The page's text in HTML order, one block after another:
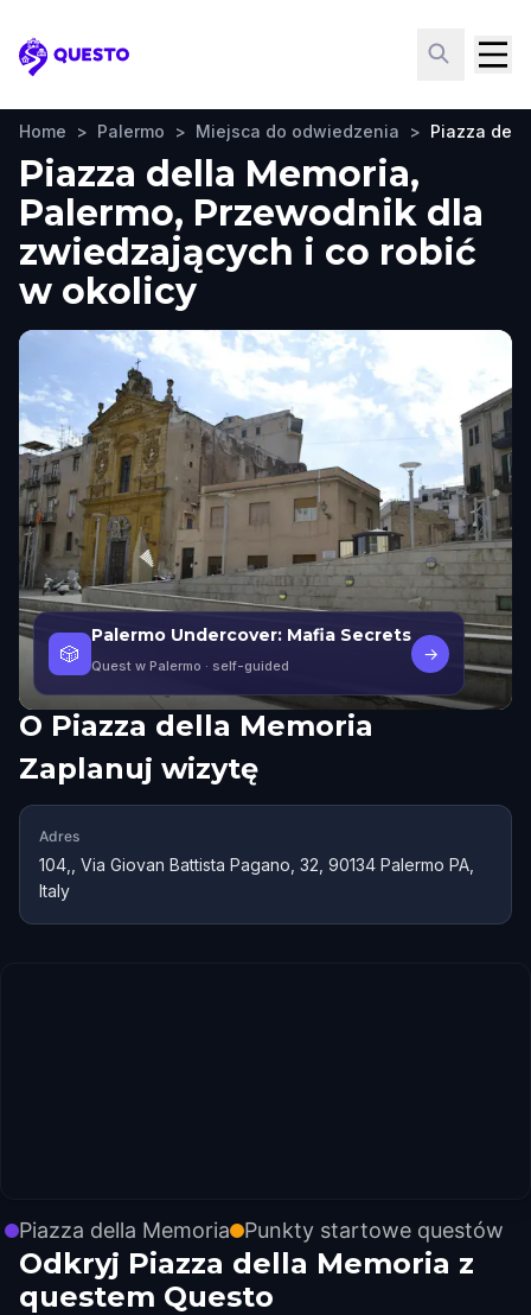
Questo
Home > Palermo > Miejsca do odwiedzenia > Piazza
Piazza della Memoria,
Palermo, Przewodnik dla
zwiedzających i co robić
w okolicy
🎲
Palermo Undercover: Mafia Secrets
Quest w Palermo · self-guided
→
O Piazza della Memoria
Zaplanuj wizytę
Adres
104,, Via Giovan Battista Pagano, 32, 90134 Palermo PA,
Italy
Piazza della Memoria Punkty startowe questów
Odkryj Piazza della Memoria z
questem Questo